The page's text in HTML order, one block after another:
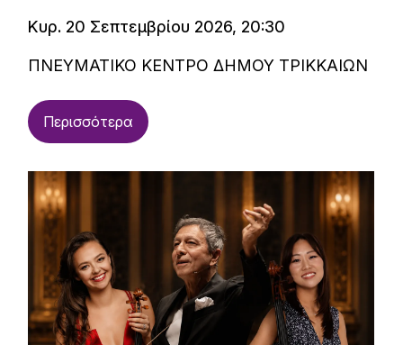
Κυρ. 20 Σεπτεμβρίου 2026, 20:30
ΠΝΕΥΜΑΤΙΚΟ ΚΕΝΤΡΟ ΔΗΜΟΥ ΤΡΙΚΚΑΙΩΝ
Περισσότερα